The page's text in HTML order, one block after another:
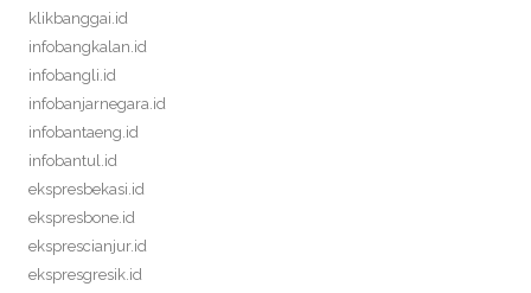
klikbanggai.id
infobangkalan.id
infobangli.id
infobanjarnegara.id
infobantaeng.id
infobantul.id
ekspresbekasi.id
ekspresbone.id
eksprescianjur.id
ekspresgresik.id